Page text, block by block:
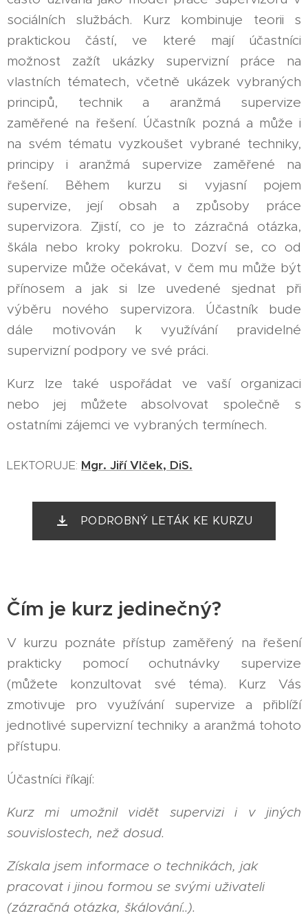
sociálních službách. Kurz kombinuje teorii s
praktickou částí, ve které mají účastníci
možnost zažít ukázky supervizní práce na
vlastních tématech, včetně ukázek vybraných
principů, technik a aranžmá supervize
zaměřené na řešení. Účastník pozná a může i
na svém tématu vyzkoušet vybrané techniky,
principy i aranžmá supervize zaměřené na
řešení. Během kurzu si vyjasní pojem
supervize, její obsah a způsoby práce
supervizora. Zjistí, co je to zázračná otázka,
škála nebo kroky pokroku. Dozví se, co od
supervize může očekávat, v čem mu může být
přínosem a jak si lze uvedené sjednat při
výběru nového supervizora. Účastník bude
dále motivován k využívání pravidelné
supervizní podpory ve své práci.
Kurz lze také uspořádat ve vaší organizaci
nebo jej můžete absolvovat společně s
ostatními zájemci ve vybraných termínech.
LEKTORUJE: Mgr. Jiří Vlček, DiS.
PODROBNÝ LETÁK KE KURZU
Čím je kurz jedinečný?
V kurzu poznáte přístup zaměřený na řešení
prakticky pomocí ochutnávky supervize
(můžete konzultovat své téma). Kurz Vás
zmotivuje pro využívání supervize a přiblíží
jednotlivé supervizní techniky a aranžmá tohoto
přístupu.
Účastníci říkají:
Kurz mi umožnil vidět supervizi i v jiných
souvislostech, než dosud.
Získala jsem informace o technikách, jak
pracovat i jinou formou se svými uživateli
(zázračná otázka, škálování..).